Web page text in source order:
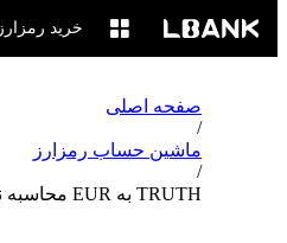
خرید رمزارز
صفحه اصلی
/
ماشین حساب رمزارز
/
TRUTH به EUR محاسبه نرخ ارز